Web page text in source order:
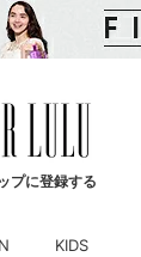
プに登録する
KIDS